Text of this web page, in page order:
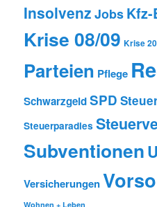
Insolvenz Jobs
Krise 08/09 Krise
Parteien Pflege
SchwarzgeldSPD
Steuerparadies
Subventionen
Versicherungen
Wohnen + Leben